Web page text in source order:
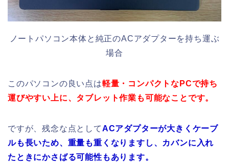
ノートパソコン本体と純正のACアダプターを持ち運ぶ
場合
このパソコンの良い点は軽量・コンパクトなPCで持ち
運びやすい上に、タブレット作業も可能なことです。
ですが、残念な点としてACアダプターが大きくケーブ
ルも長いため、 重量も重くなりますし、カバンに入れ
たときにかさばる可能性もあります。